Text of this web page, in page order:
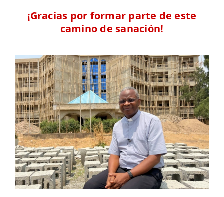
¡Gracias por formar parte de este
camino de sanación!